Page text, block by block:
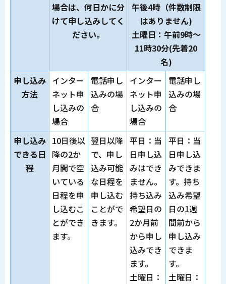
場合は、何日かに分
けて申し込みしてく
ださい。
午後4時（件数制限
はありません)
土曜日：午前9時～
11時30分(先着20
名)
申し込み
方法
インター
ネット申
し込みの
場合
電話申し
込みの場
合
インター
ネット申
し込みの
場合
電話申し
込みの場
合
申し込み
できる日
程
10日後以
降の2か
月間で空
いている
日程を申
し込むこ
とができ
ます。
翌日以降
で、申し
込み可能
な日程を
申し込む
ことがで
きます。
平日：当
日申し込
みはでき
ません。
持ち込み
希望日の
2か月前
から申し
込みでき
ます。
土曜日：
平日：当
日申し込
みできま
す。持ち
込み希望
日の1週
間前から
申し込み
できま
す。
土曜日：